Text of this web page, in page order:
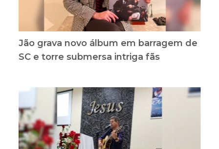
Jão grava novo álbum em barragem de
SC e torre submersa intriga fãs